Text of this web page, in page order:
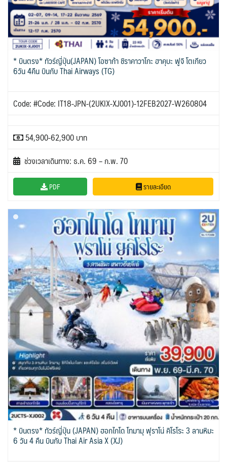
* บินตรง* ทัวร์ญี่ปุ่น(JAPAN) โอซาก้า ชิราคาวาโกะ ฮาคุบะ ฟูจิ โตเกียว
6วัน 4คืน บินกับ Thai Airways (TG)
Code: #Code: IT18-JPN-(2UKIX-XJ001)-12FEB2027-W260804
54,900-62,900 บาท
ช่วงเวลาเดินทาง: ธ.ค. 69 – ก.พ. 70
PDF รายละเอียด
* บินตรง* ทัวร์ญี่ปุ่น (JAPAN) ฮอกไกโด โทมามุ ฟุราโน่ คิโรโระ 3 ลานหิมะ
6 วัน 4 คืน บินกับ Thai Air Asia X (XJ)